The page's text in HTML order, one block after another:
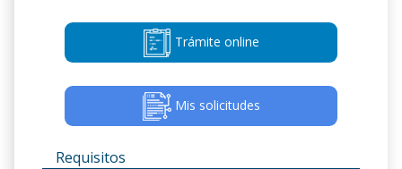
Trámite online
Mis solicitudes
Requisitos